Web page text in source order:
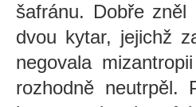
šafránu. Dobře
dvou kytar, jejichž
negovala
rozhodně neutrpěl.